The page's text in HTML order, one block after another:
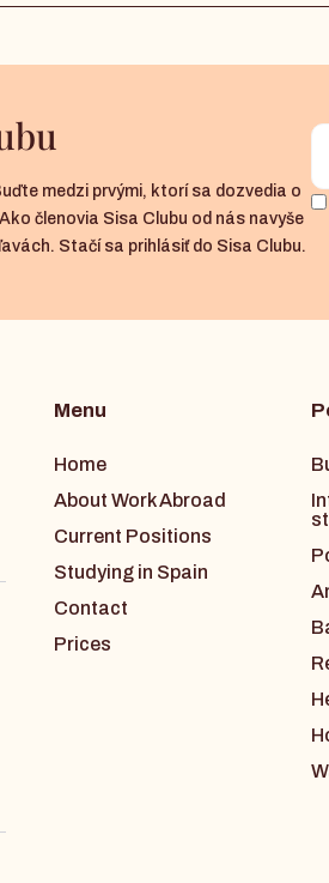
medzi prvými, ktorí sa dozvedia o
členovia Sisa Clubu od nás navyše
Stačí sa prihlásiť do Sisa Clubu.
Menu
Home
About Work Abroad
Current Positions
Studying in Spain
Contact
Prices